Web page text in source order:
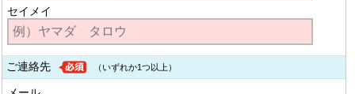
セイメイ
ご連絡先 （いずれか1つ以上）